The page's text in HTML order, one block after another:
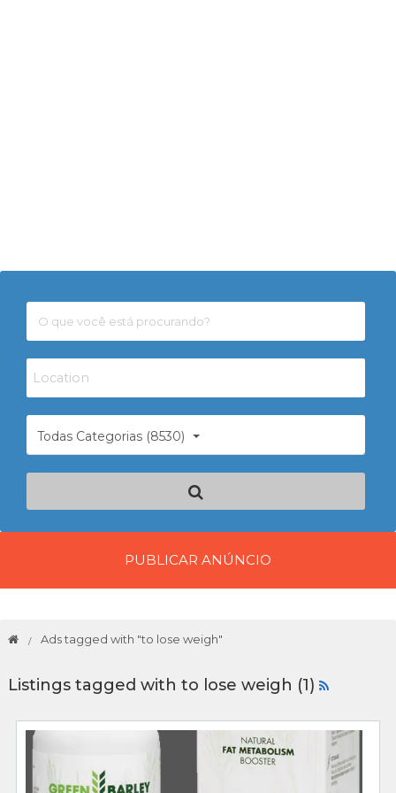
Todas Categorias (8530)
PUBLICAR ANÚNCIO
Ads tagged with "to lose weigh"
Listings tagged with to lose weigh (1)